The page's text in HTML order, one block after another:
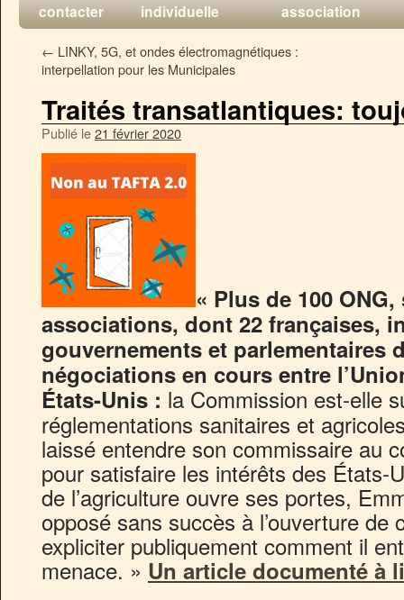
contacter
individuelle
association
← LINKY, 5G, et ondes électromagnétiques :
interpellation pour les Municipales
Traités transatlantiques:
Publié le21 février 2020
« Plus de 100
associations, dont 22 françaises,
gouvernements et parlementaires
négociations en cours entre
États-Unis : la Commission est-elle
réglementations sanitaires et
laissé entendre son commissaire au
pour satisfaire les intérêts des États-
de l’agriculture ouvre ses portes,
opposé sans succès à l’ouverture de
expliciter publiquement comment il
menace. » Un article documenté à